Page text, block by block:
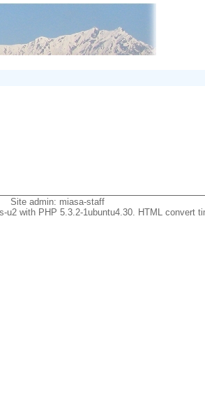
Site admin: miasa-staff
u2 with PHP 5.3.2-1ubuntu4.30. HTML convert